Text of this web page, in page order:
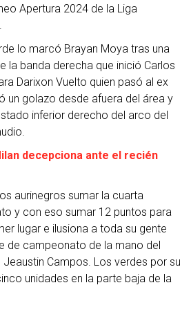
Apertura 2024 de la Liga
lo marcó Brayan Moya tras una
la banda derecha que inició Carlos
Darixon Vuelto quien pasó al ex
un golazo desde afuera del área y
inferior derecho del arco del
decepciona ante el recién
aurinegros sumar la cuarta
y con eso sumar 12 puntos para
lugar e ilusiona a toda su gente
de campeonato de la mano del
Campos. Los verdes por su
unidades en la parte baja de la